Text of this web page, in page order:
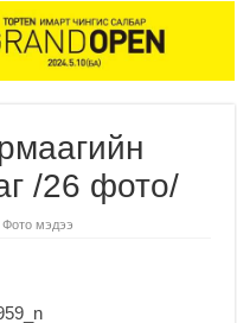
/26 фото/
Фото мэдээ